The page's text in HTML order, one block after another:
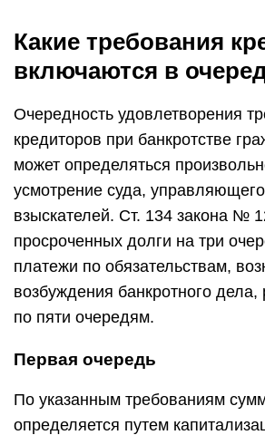
Какие требования
включаются в
Очередность удовлетворения
кредиторов при банкротстве
может определяться
усмотрение суда,
взыскателей. Ст. 134 закона №
просроченных долги на три
платежи по обязательствам,
возбуждения банкротного
по пяти очередям.
Первая очередь
По указанным требованиям
определяется путем